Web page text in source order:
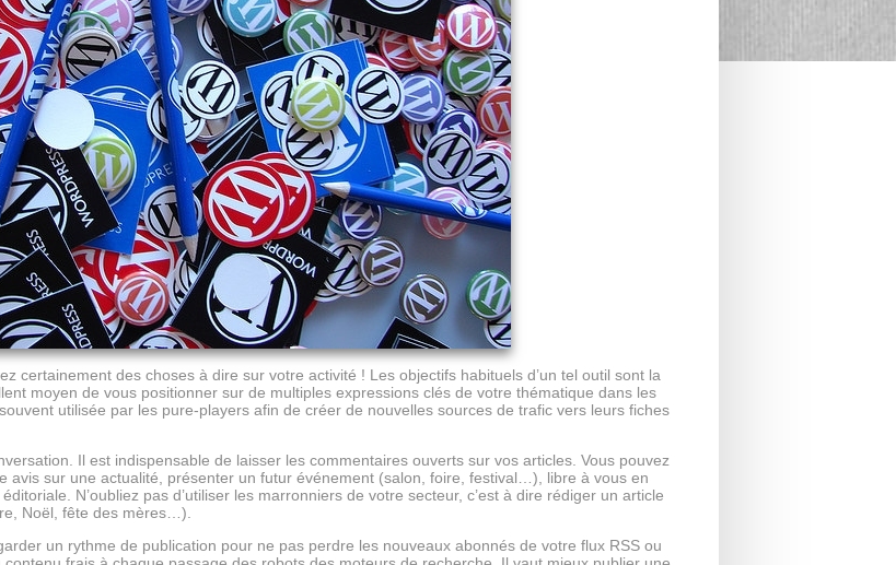
certainement des choses à dire sur votre activité ! Les objectifs habituels d’un tel outil sont la
moyen de vous positionner sur de multiples expressions clés de votre thématique dans les
utilisée par les pure-players afin de créer de nouvelles sources de trafic vers leurs fiches
Il est indispensable de laisser les commentaires ouverts sur vos articles. Vous pouvez
avis sur une actualité, présenter un futur événement (salon, foire, festival…), libre à vous en
N’oubliez pas d’utiliser les marronniers de votre secteur, c’est à dire rédiger un article
Noël, fête des mères…).
un rythme de publication pour ne pas perdre les nouveaux abonnés de votre flux RSS ou